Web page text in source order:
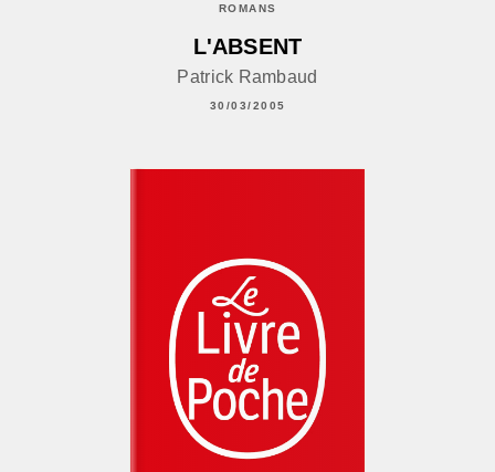
ROMANS
L'ABSENT
Patrick Rambaud
30/03/2005